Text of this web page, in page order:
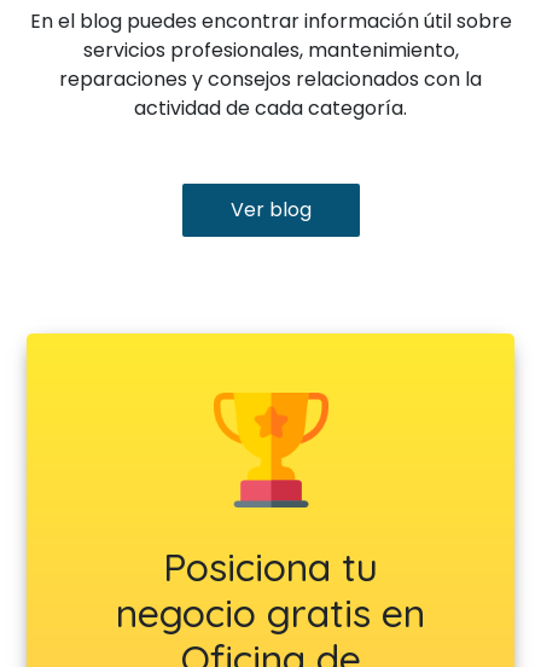
En el blog puedes encontrar información útil sobre
servicios profesionales, mantenimiento,
reparaciones y consejos relacionados con la
actividad de cada categoría.
Ver blog
Posiciona tu
negocio gratis en